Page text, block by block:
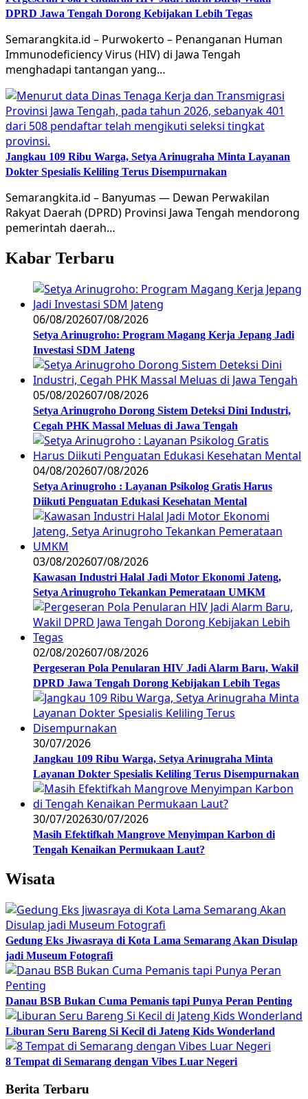
DPRD Jawa Tengah Dorong Kebijakan Lebih Tegas
Semarangkita.id – Purwokerto – Penanganan Human
Immunodeficiency Virus (HIV) di Jawa Tengah
menghadapi tantangan yang…
Jangkau 109 Ribu Warga, Setya Arinugraha Minta Layanan
Dokter Spesialis Keliling Terus Disempurnakan
Semarangkita.id – Banyumas — Dewan Perwakilan
Rakyat Daerah (DPRD) Provinsi Jawa Tengah mendorong
pemerintah daerah…
Kabar Terbaru
06/08/202607/08/2026
Setya Arinugroho: Program Magang Kerja Jepang Jadi
Investasi SDM Jateng
05/08/202607/08/2026
Setya Arinugroho Dorong Sistem Deteksi Dini Industri,
Cegah PHK Massal Meluas di Jawa Tengah
04/08/202607/08/2026
Setya Arinugroho : Layanan Psikolog Gratis Harus
Diikuti Penguatan Edukasi Kesehatan Mental
03/08/202607/08/2026
Kawasan Industri Halal Jadi Motor Ekonomi Jateng,
Setya Arinugroho Tekankan Pemerataan UMKM
02/08/202607/08/2026
Pergeseran Pola Penularan HIV Jadi Alarm Baru, Wakil
DPRD Jawa Tengah Dorong Kebijakan Lebih Tegas
30/07/2026
Jangkau 109 Ribu Warga, Setya Arinugraha Minta
Layanan Dokter Spesialis Keliling Terus Disempurnakan
30/07/202630/07/2026
Masih Efektifkah Mangrove Menyimpan Karbon di
Tengah Kenaikan Permukaan Laut?
Wisata
Gedung Eks Jiwasraya di Kota Lama Semarang Akan Disulap
jadi Museum Fotografi
Danau BSB Bukan Cuma Pemanis tapi Punya Peran Penting
Liburan Seru Bareng Si Kecil di Jateng Kids Wonderland
8 Tempat di Semarang dengan Vibes Luar Negeri
Berita Terbaru